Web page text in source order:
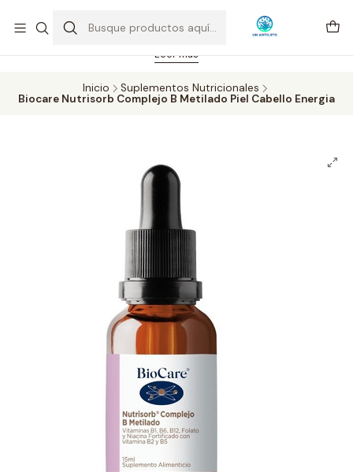
Feriado 21-05-2026 atención hasta las 14 hrs. Envío GRATIS mismo
día solo área Metropolitana Santiago por compras desde CLP 39.900.
Pedidos hasta 16 hrs., sábados y domingos hasta 14 hrs.
Leer más
Inicio
Suplementos Nutricionales
Biocare Nutrisorb Complejo B Metilado Piel Cabello Energia